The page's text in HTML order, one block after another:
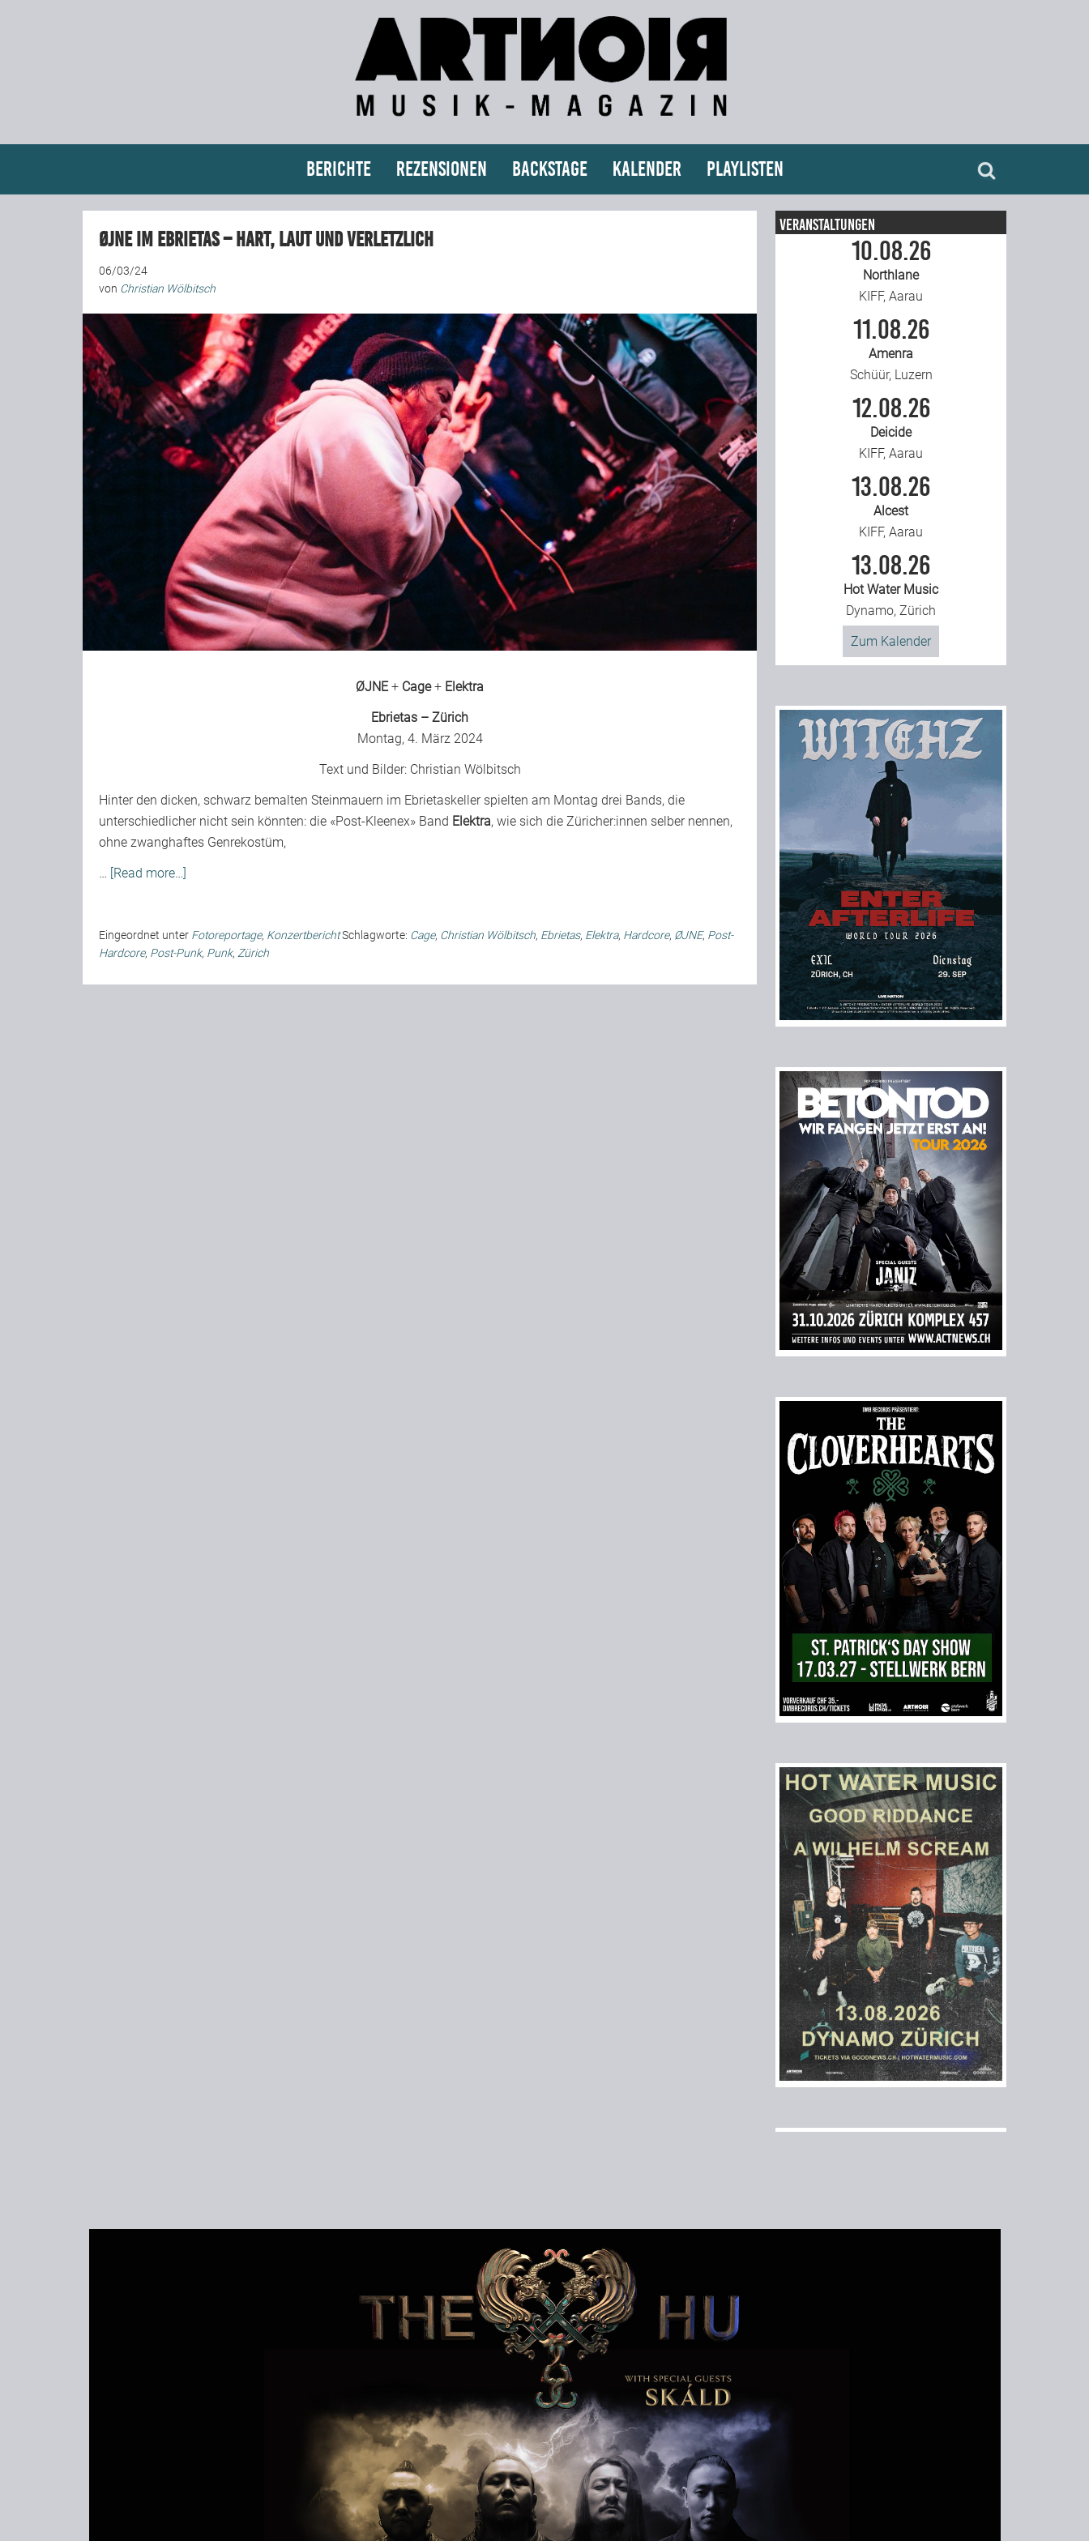
Berichte Rezensionen Backstage Kalender Playlisten
ØJNE im Ebrietas – hart, laut und verletzlich
06/03/24
von Christian Wölbitsch
ØJNE+ Cage+ Elektra
Ebrietas – Zürich
Montag, 4. März 2024
Text und Bilder: Christian Wölbitsch
Hinter den dicken, schwarz bemalten Steinmauern im Ebrietaskeller spielten am Montag drei Bands, die
unterschiedlicher nicht sein könnten: die «Post-Kleenex» Band Elektra, wie sich die Züricher:innen selber nennen,
ohne zwanghaftes Genrekostüm,
… [Read more…]
Eingeordnet unter Fotoreportage, KonzertberichtSchlagworte: Cage, Christian Wölbitsch, Ebrietas, Elektra, Hardcore, ØJNE, Post-
Hardcore, Post-Punk, Punk, Zürich
Veranstaltungen
10.08.26
Northlane
KIFF, Aarau
11.08.26
Amenra
Schüür, Luzern
12.08.26
Deicide
KIFF, Aarau
13.08.26
Alcest
KIFF, Aarau
13.08.26
Hot Water Music
Dynamo, Zürich
Zum Kalender